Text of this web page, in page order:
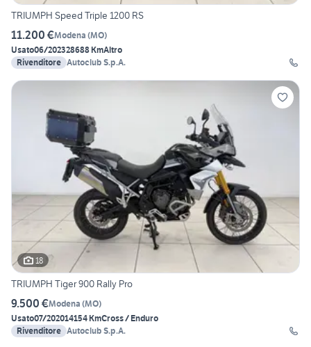
TRIUMPH Speed Triple 1200 RS
11.200 €Modena (MO)
Usato06/202328688 KmAltro
Rivenditore Autoclub S.p.A.
18
TRIUMPH Tiger 900 Rally Pro
9.500 €Modena (MO)
Usato07/202014154 KmCross / Enduro
Rivenditore Autoclub S.p.A.